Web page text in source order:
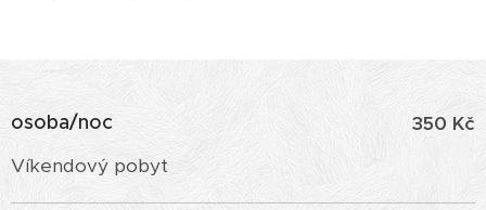
osoba/noc
Víkendový pobyt
350 Kč